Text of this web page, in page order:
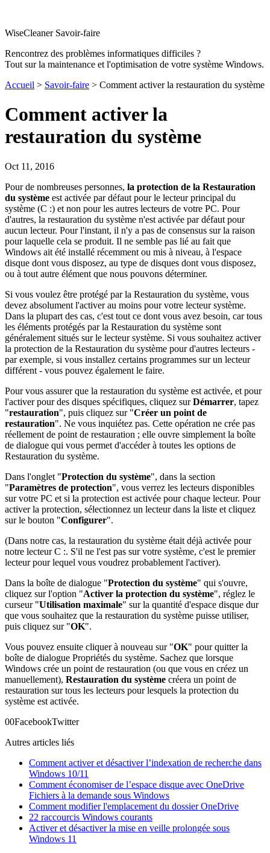
WiseCleaner Savoir-faire
Rencontrez des problèmes informatiques difficiles ?
Tout sur la maintenance et l'optimisation de votre système Windows.
Accueil > Savoir-faire > Comment activer la restauration du système
Comment activer la
restauration du système
Oct 11, 2016
Pour de nombreuses personnes, la protection de la Restauration
du système est activée par défaut pour le lecteur principal du
système (C :) et non pour les autres lecteurs de votre PC. Pour
d'autres, la restauration du système n'est activée par défaut pour
aucun lecteur. Pour l'instant, il n'y a pas de consensus sur la raison
pour laquelle cela se produit. Il ne semble pas lié au fait que
Windows ait été installé récemment ou mis à niveau, à l'espace
disque dont vous disposez, au type de disques dont vous disposez,
ou à tout autre élément que nous pouvons déterminer.
Si vous voulez être protégé par la Restauration du système, vous
devez absolument l'activer au moins pour votre lecteur système.
Dans la plupart des cas, c'est tout ce dont vous avez besoin, car tous
les éléments protégés par la Restauration du système sont
généralement situés sur le lecteur système. Si vous souhaitez activer
la protection de la Restauration du système pour d'autres lecteurs -
par exemple, si vous installez certains programmes sur un lecteur
différent - vous pouvez également le faire.
Pour vous assurer que la restauration du système est activée, et pour
l'activer pour des disques spécifiques, cliquez surDémarrer, tapez
"restauration", puis cliquez sur "Créer un point de
restauration". Ne vous inquiétez pas. Cette opération ne crée pas
réellement de point de restauration ; elle ouvre simplement la boîte
de dialogue qui vous permet d'accéder à toutes les options de
Restauration du système.
Dans l'onglet "Protection du système", dans la section
"Paramètres de protection", vous verrez les lecteurs disponibles
sur votre PC et si la protection est activée pour chaque lecteur. Pour
activer la protection, sélectionnez un lecteur dans la liste et cliquez
sur le bouton "Configurer".
(Dans notre cas, la restauration du système était déjà activée pour
notre lecteur C :. S'il ne l'est pas sur votre système, c'est le premier
lecteur pour lequel vous voudrez probablement l'activer).
Dans la boîte de dialogue "Protection du système" qui s'ouvre,
cliquez sur l'option "Activer la protection du système", réglez le
curseur "Utilisation maximale" sur la quantité d'espace disque dur
que vous souhaitez que la restauration du système puisse utiliser,
puis cliquez sur "OK".
Vous pouvez ensuite cliquer à nouveau sur "OK" pour quitter la
boîte de dialogue Propriétés du système. Sachez que lorsque
Windows crée un point de restauration (ou que vous en créez un
manuellement), Restauration du système créera un point de
restauration sur tous les lecteurs pour lesquels la protection du
système est activée.
00FacebookTwitter
Autres articles liés
Comment activer et désactiver l’indexation de recherche dans
Windows 10/11
Comment économiser de l’espace disque avec OneDrive
Fichiers à la demande sous Windows
Comment modifier l'emplacement du dossier OneDrive
22 raccourcis Windows courants
Activer et désactiver la mise en veille prolongée sous
Windows 11